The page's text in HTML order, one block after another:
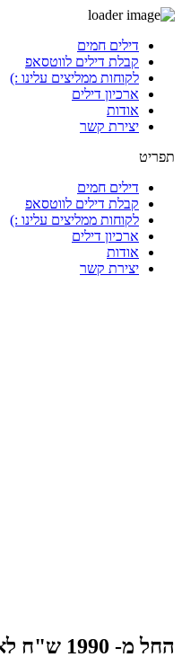
לתוכן
דילים חמים
קבלת דילים לווטסאפ
לקוחות ממליצים עלינו :)
ארכיון דילים
אודות
יצירת קשר
תפריט
דילים חמים
קבלת דילים לווטסאפ
לקוחות ממליצים עלינו :)
ארכיון דילים
אודות
יצירת קשר
החל מ- 1990 ש"ח לאדם! ביום ראשון אתם 4 לילות בבוקרשט😵😵😵